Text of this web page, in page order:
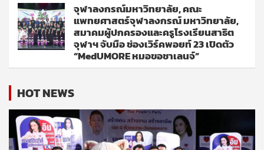
จุฬาลงกรณ์มหาวิทยาลัย, คณะ
แพทยศาสตร์จุฬาลงกรณ์ มหาวิทยาลัย,
สมาคมผู้ปกครองและครูโรงเรียนสาธิต
จุฬาฯ จับมือ ช่องเวิร์คพอยท์ 23 เปิดตัว
“MedUMORE หมอขอชาเลนจ์”
HOT NEWS